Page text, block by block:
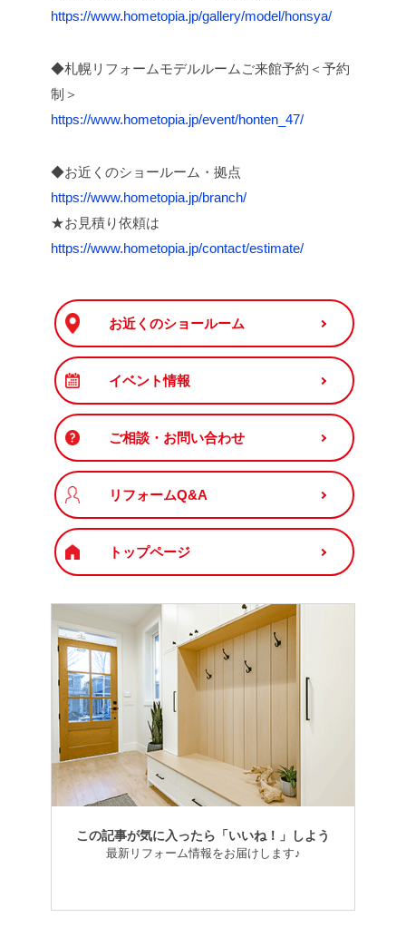
https://www.hometopia.jp/gallery/model/honsya/
◆札幌リフォームモデルルームご来館予約＜予約
制＞
https://www.hometopia.jp/event/honten_47/
◆お近くのショールーム・拠点
https://www.hometopia.jp/branch/
★お見積り依頼は
https://www.hometopia.jp/contact/estimate/
お近くのショールーム
イベント情報
ご相談・お問い合わせ
リフォームQ&A
トップページ
この記事が気に入ったら「いいね！」しよう
最新リフォーム情報をお届けします♪